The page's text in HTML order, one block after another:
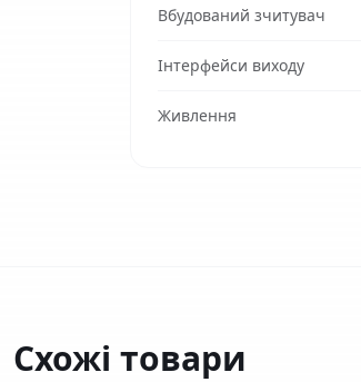
Вбудований зчитувач
Інтерфейси виходу
Живлення
Схожі товари